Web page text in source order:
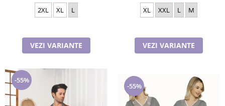
2XL XL L
VEZI VARIANTE
XL XXL L M
VEZI VARIANTE
-55%
-55%